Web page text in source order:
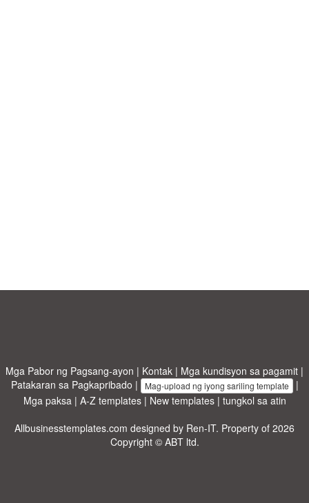
Mga Pabor ng Pagsang-ayon | Kontak | Mga kundisyon sa pagamit |
Patakaran sa Pagkapribado | Mag-upload ng iyong sariling template |
Mga paksa| A-Z templates| New templates| tungkol sa atin
Allbusinesstemplates.com designed by Ren-IT. Property of 2026
Copyright © ABT ltd.